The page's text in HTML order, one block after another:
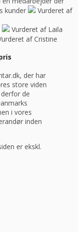
kunder
Vurderet af
Vurderet af Laila
af Cristine
der har
store viden
de
i vores
inden
er ekskl.